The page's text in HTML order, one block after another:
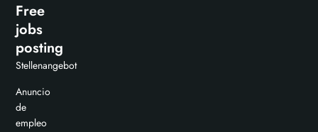
Free
jobs
posting
Stellenangebot
Anuncio
de
empleo